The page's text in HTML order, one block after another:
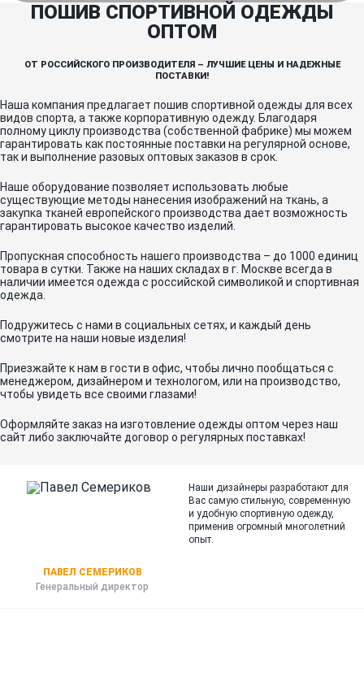
ПОШИВ СПОРТИВНОЙ ОДЕЖДЫ
ОПТОМ
ОТ РОССИЙСКОГО ПРОИЗВОДИТЕЛЯ – ЛУЧШИЕ ЦЕНЫ И НАДЕЖНЫЕ
ПОСТАВКИ!
Наша компания предлагает пошив спортивной одежды для всех
видов спорта, а также корпоративную одежду. Благодаря
полному циклу производства (собственной фабрике) мы можем
гарантировать как постоянные поставки на регулярной основе,
так и выполнение разовых оптовых заказов в срок.
Наше оборудование позволяет использовать любые
существующие методы нанесения изображений на ткань, а
закупка тканей европейского производства дает возможность
гарантировать высокое качество изделий.
Пропускная способность нашего производства – до 1000 единиц
товара в сутки. Также на наших складах в г. Москве всегда в
наличии имеется одежда с российской символикой и спортивная
одежда.
Подружитесь с нами в социальных сетях, и каждый день
смотрите на наши новые изделия!
Приезжайте к нам в гости в офис, чтобы лично пообщаться с
менеджером, дизайнером и технологом, или на производство,
чтобы увидеть все своими глазами!
Оформляйте заказ на изготовление одежды оптом через наш
сайт либо заключайте договор о регулярных поставках!
ПАВЕЛ СЕМЕРИКОВ
Генеральный директор
Наши дизайнеры разработают для
Вас самую стильную, современную
и удобную спортивную одежду,
применив огромный многолетний
опыт.